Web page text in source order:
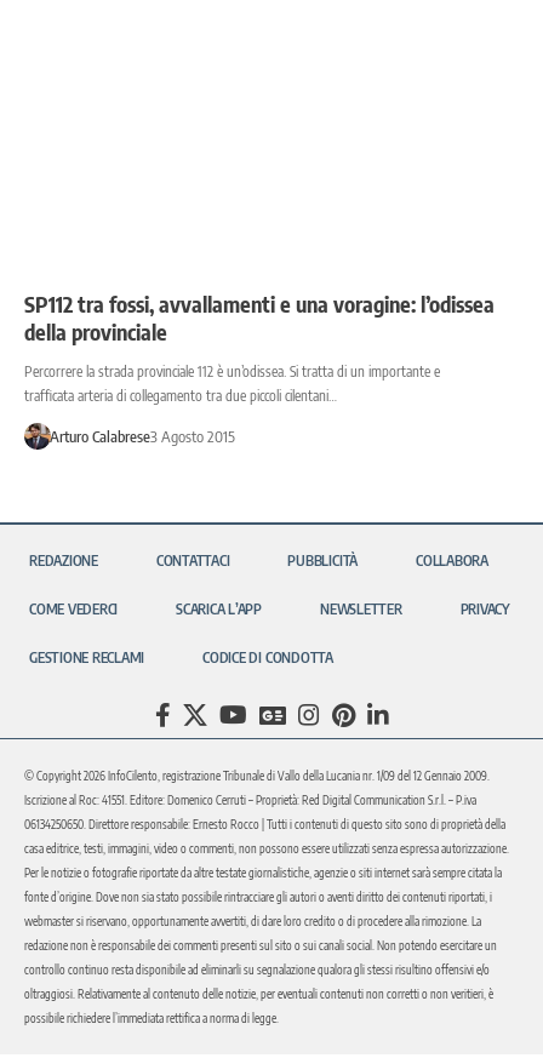
SP112 tra fossi, avvallamenti e una voragine: l’odissea
della provinciale
Percorrere la strada provinciale 112 è un’odissea. Si tratta di un importante e
trafficata arteria di collegamento tra due piccoli cilentani…
Arturo Calabrese3 Agosto 2015
REDAZIONE CONTATTACI PUBBLICITÀ COLLABORA
COME VEDERCI SCARICA L’APP NEWSLETTER PRIVACY
GESTIONE RECLAMI CODICE DI CONDOTTA
© Copyright 2026 InfoCilento, registrazione Tribunale di Vallo della Lucania nr. 1/09 del 12 Gennaio 2009.
Iscrizione al Roc: 41551. Editore: Domenico Cerruti – Proprietà: Red Digital Communication S.r.l. – P.iva
06134250650. Direttore responsabile: Ernesto Rocco | Tutti i contenuti di questo sito sono di proprietà della
casa editrice, testi, immagini, video o commenti, non possono essere utilizzati senza espressa autorizzazione.
Per le notizie o fotografie riportate da altre testate giornalistiche, agenzie o siti internet sarà sempre citata la
fonte d’origine. Dove non sia stato possibile rintracciare gli autori o aventi diritto dei contenuti riportati, i
webmaster si riservano, opportunamente avvertiti, di dare loro credito o di procedere alla rimozione. La
redazione non è responsabile dei commenti presenti sul sito o sui canali social. Non potendo esercitare un
controllo continuo resta disponibile ad eliminarli su segnalazione qualora gli stessi risultino offensivi e/o
oltraggiosi. Relativamente al contenuto delle notizie, per eventuali contenuti non corretti o non veritieri, è
possibile richiedere l’immediata rettifica a norma di legge.